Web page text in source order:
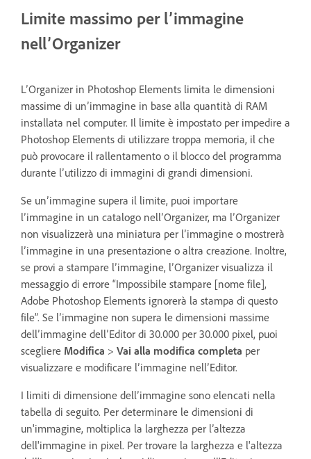
Limite massimo per l’immagine
nell’Organizer
L’Organizer in Photoshop Elements limita le dimensioni
massime di un’immagine in base alla quantità di RAM
installata nel computer. Il limite è impostato per impedire a
Photoshop Elements di utilizzare troppa memoria, il che
può provocare il rallentamento o il blocco del programma
durante l’utilizzo di immagini di grandi dimensioni.
Se un’immagine supera il limite, puoi importare
l’immagine in un catalogo nell’Organizer, ma l’Organizer
non visualizzerà una miniatura per l’immagine o mostrerà
l’immagine in una presentazione o altra creazione. Inoltre,
se provi a stampare l’immagine, l’Organizer visualizza il
messaggio di errore “Impossibile stampare [nome file],
Adobe Photoshop Elements ignorerà la stampa di questo
file”. Se l’immagine non supera le dimensioni massime
dell’immagine dell’Editor di 30.000 per 30.000 pixel, puoi
scegliere Modifica > Vai alla modifica completa per
visualizzare e modificare l’immagine nell’Editor.
I limiti di dimensione dell’immagine sono elencati nella
tabella di seguito. Per determinare le dimensioni di
un'immagine, moltiplica la larghezza per l’altezza
dell'immagine in pixel. Per trovare la larghezza e l'altezza